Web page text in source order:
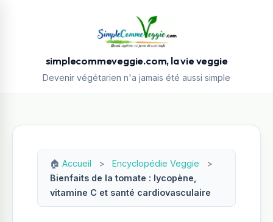
simplecommeveggie.com, la vie veggie
Devenir végétarien n'a jamais été aussi simple
🏠 Accueil > Encyclopédie Veggie
>
Bienfaits de la tomate : lycopène,
vitamine C et santé cardiovasculaire